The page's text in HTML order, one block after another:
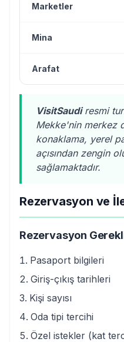
Marketler
Mina
Arafat
VisitSaudiresmi
Mekke'nin merkez
konaklama, yerel
açısından zengin
sağlamaktadır.
Rezervasyon ve
Rezervasyon
Pasaport bilgileri
Giriş-çıkış tarihleri
Kişi sayısı
Oda tipi tercihi
Özel istekler (kat